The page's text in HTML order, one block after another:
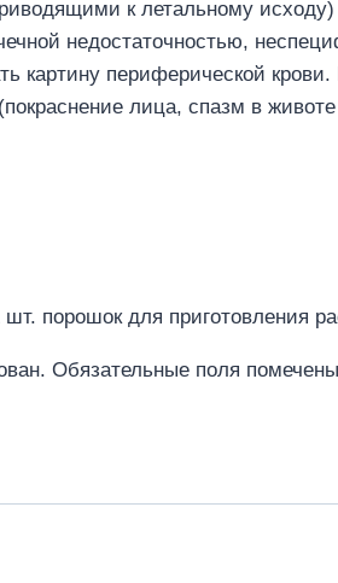
к летальному
недостаточностью,
картину периферической
лица, спазм в
порошок для приготовления
Обязательные поля помечены